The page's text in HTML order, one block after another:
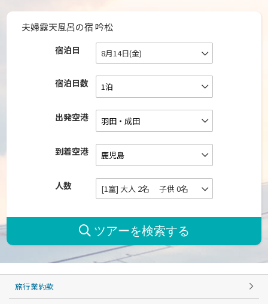
夫婦露天風呂の宿 吟松
宿泊日 8月14日(金)
宿泊日数
出発空港
到着空港
人数 [1室] 大人 2名 子供 0名
旅行業約款